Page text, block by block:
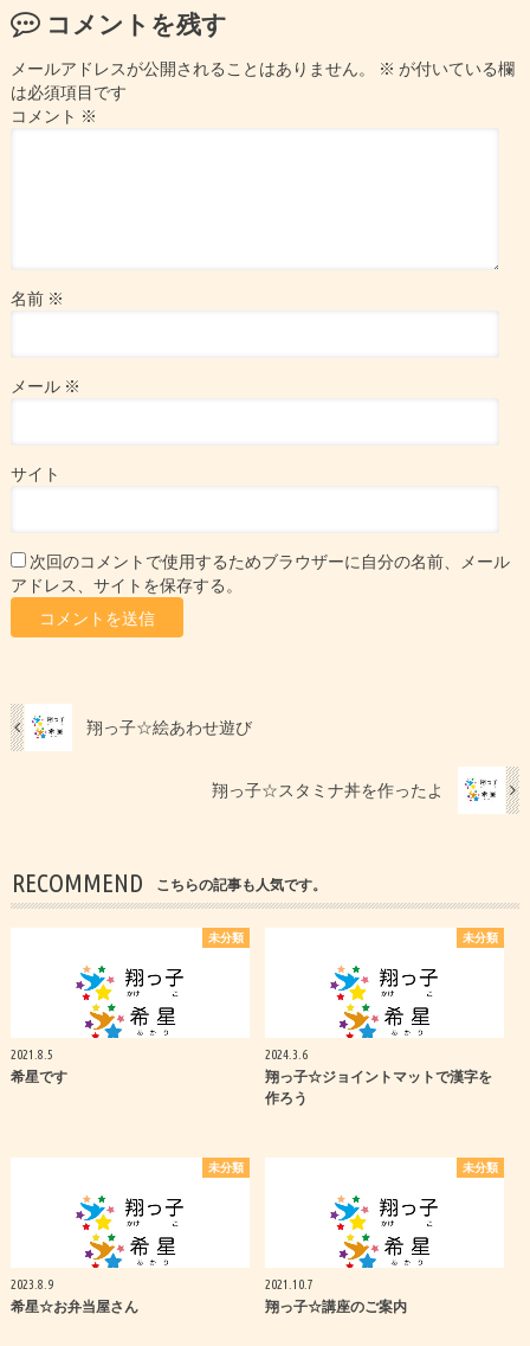
コメントを残す
メールアドレスが公開されることはありません。 ※ が付いている欄
は必須項目です
コメント ※
名前 ※
メール ※
サイト
次回のコメントで使用するためブラウザーに自分の名前、メール
アドレス、サイトを保存する。
翔っ子☆絵あわせ遊び
翔っ子☆スタミナ丼を作ったよ
RECOMMEND こちらの記事も人気です。
未分類
2021.8.5
希星です
未分類
2024.3.6
翔っ子☆ジョイントマットで漢字を
作ろう
未分類
2023.8.9
希星☆お弁当屋さん
未分類
2021.10.7
翔っ子☆講座のご案内